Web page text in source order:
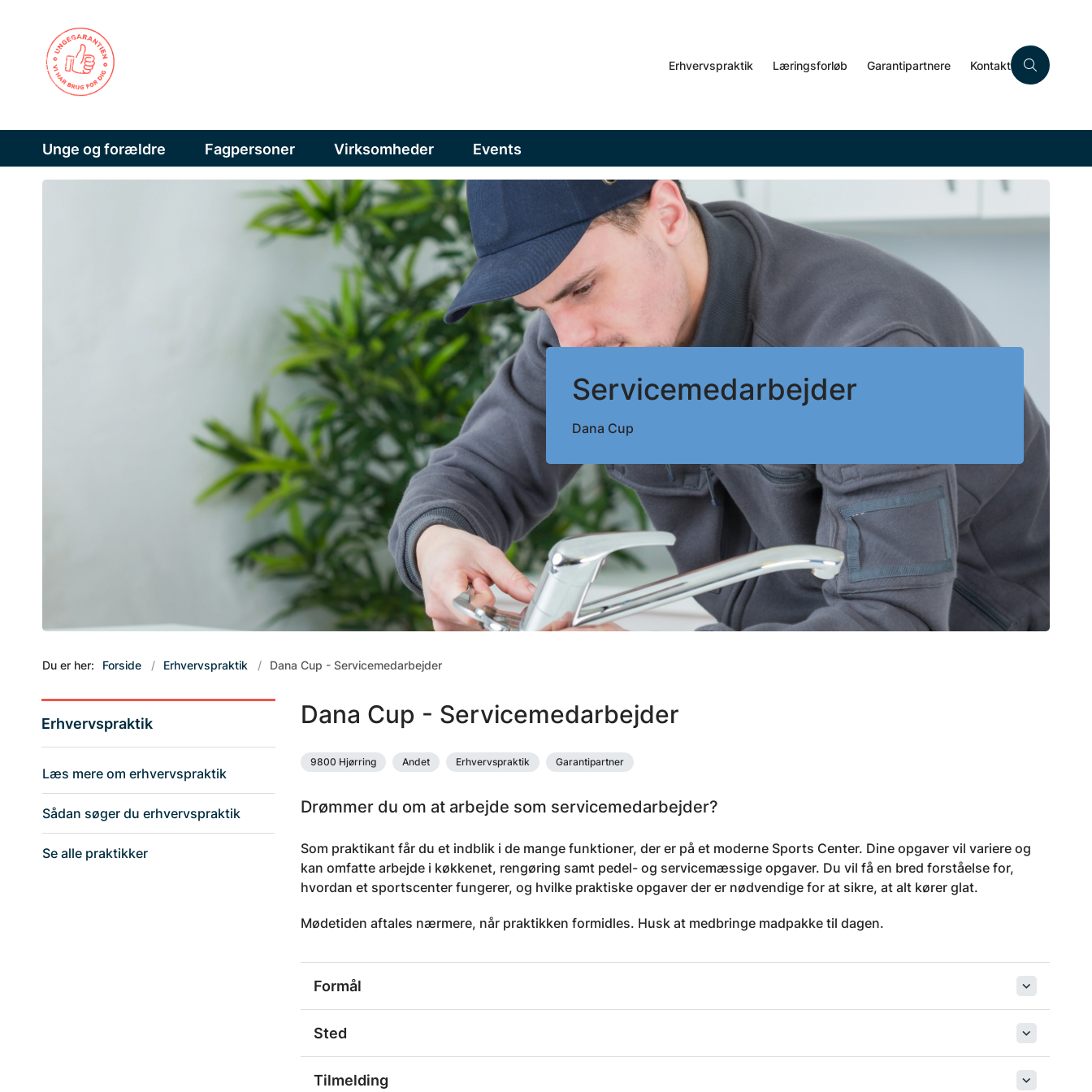
Erhvervspraktik Læringsforløb Garantipartnere Kontakt
Unge og forældre Fagpersoner Virksomheder Events
Servicemedarbejder
Dana Cup
Du er her: Forside Erhvervspraktik Dana Cup - Servicemedarbejder
Erhvervspraktik
Læs mere om erhvervspraktik
Sådan søger du erhvervspraktik
Se alle praktikker
Dana Cup - Servicemedarbejder
9800 Hjørring Andet Erhvervspraktik Garantipartner
Drømmer du om at arbejde som servicemedarbejder?
Som praktikant får du et indblik i de mange funktioner, der er på et moderne Sports Center. Dine opgaver vil variere og
kan omfatte arbejde i køkkenet, rengøring samt pedel- og servicemæssige opgaver. Du vil få en bred forståelse for,
hvordan et sportscenter fungerer, og hvilke praktiske opgaver der er nødvendige for at sikre, at alt kører glat.
Mødetiden aftales nærmere, når praktikken formidles. Husk at medbringe madpakke til dagen.
Formål
Sted
Tilmelding